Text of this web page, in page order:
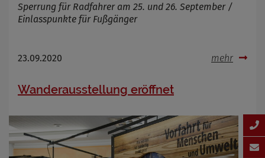
Sperrung für Radfahrer am 25. und 26. September /
Einlasspunkte für Fußgänger
23.09.2020 mehr
Wanderausstellung eröffnet